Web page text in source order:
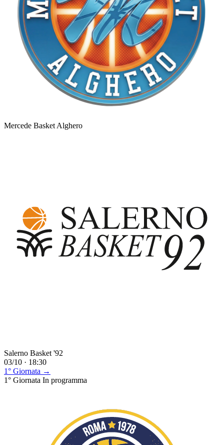
Mercede Basket Alghero
Salerno Basket '92
03/10 · 18:30
1° Giornata →
1° Giornata In programma